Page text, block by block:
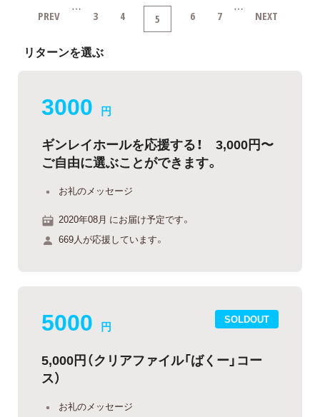
PREV … 3 4 5 6 7 … NEXT
リターンを選ぶ
3000 円
ギンレイホールを応援する！ 3,000円〜
ご自由に選ぶことができます。
お礼のメッセージ
2020年08月 にお届け予定です。
669人が応援しています。
SOLDOUT
5000 円
5,000円（クリアファイル「ばくー」コー
ス）
お礼のメッセージ